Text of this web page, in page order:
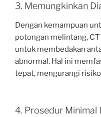
3. Memungkinkan
Dengan kemampuan
potongan melintang,
untuk membedakan
abnormal. Hal ini
tepat, mengurangi
4. Prosedur Minimal